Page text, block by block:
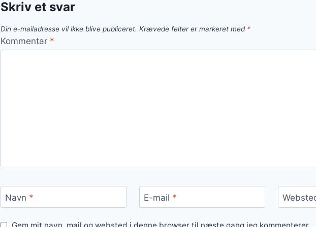
Skriv et svar
Din e-mailadresse vil ikke blive publiceret. Krævede felter er markeret med *
Kommentar *
Navn * E-mail *